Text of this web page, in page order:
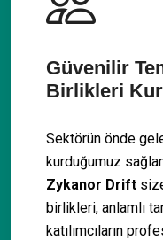
Güvenilir
Birlikleri
Sektörün önde
kurduğumuz
Zykanor Drift
birlikleri, anlamlı
katılımcıların